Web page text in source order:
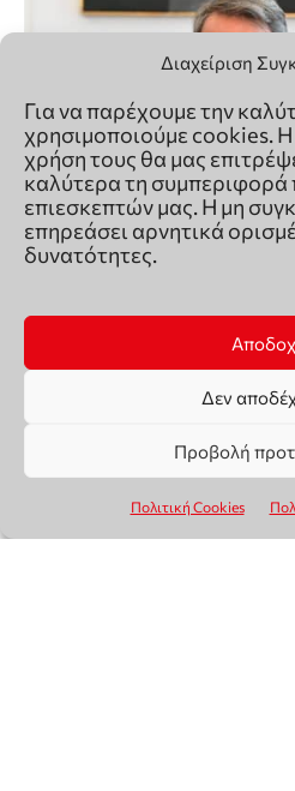
Διαχείριση
Για να παρέχουμε την
χρησιμοποιούμε cookies.
χρήση τους θα μας
καλύτερα τη
επιεσκεπτών μας. Η μη
επηρεάσει αρνητικά
δυνατότητες.
Δεν
Προβολή
Πολιτική Cookies